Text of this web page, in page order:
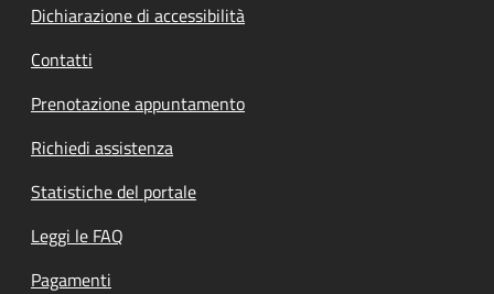
Dichiarazione di accessibilità
Contatti
Prenotazione appuntamento
Richiedi assistenza
Statistiche del portale
Leggi le FAQ
Pagamenti